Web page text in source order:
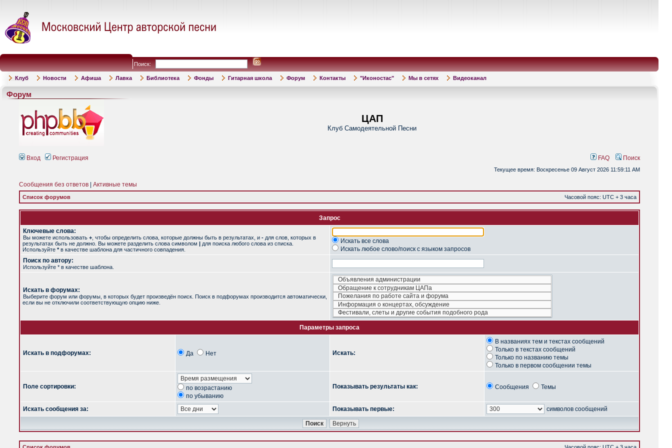
Поиск:
Клуб Новости Афиша Лавка Библиотека Фонды Гитарная школа Форум Контакты "Иконостас" Мы в сетях Видеоканал
Форум
ЦАП
Клуб Самодеятельной Песни
Вход Регистрация FAQ Поиск
Текущее время: Воскресенье 09 Август 2026 11:59:11 AM
Сообщения без ответов Активные темы
Список форумов Часовой пояс: UTC + 3 часа
Запрос
Ключевые слова:
Вы можете использовать + , чтобы определить слова, которые должны быть в результатах, и - для слов, которых в
результатах быть не должно. Вы можете разделить слова символом | для поиска любого слова из списка.
Используйте *в качестве шаблона для частичного совпадения.
Искать все слова
Искать любое слово/поиск с языком запросов
Поиск по автору:
Используйте * в качестве шаблона.
Искать в форумах:
Выберите форум или форумы, в которых будет произведён поиск. Поиск в подфорумах производится автоматически,
если вы не отключили соответствующую опцию ниже.
Параметры запроса
Искать в подфорумах: Да Нет Искать:
В названиях тем и текстах сообщений
Только в текстах сообщений
Только по названию темы
Только в первом сообщении темы
Поле сортировки:
по возрастанию
по убыванию
Показывать результаты как: Сообщения Темы
Искать сообщения за: Показывать первые: символов сообщений